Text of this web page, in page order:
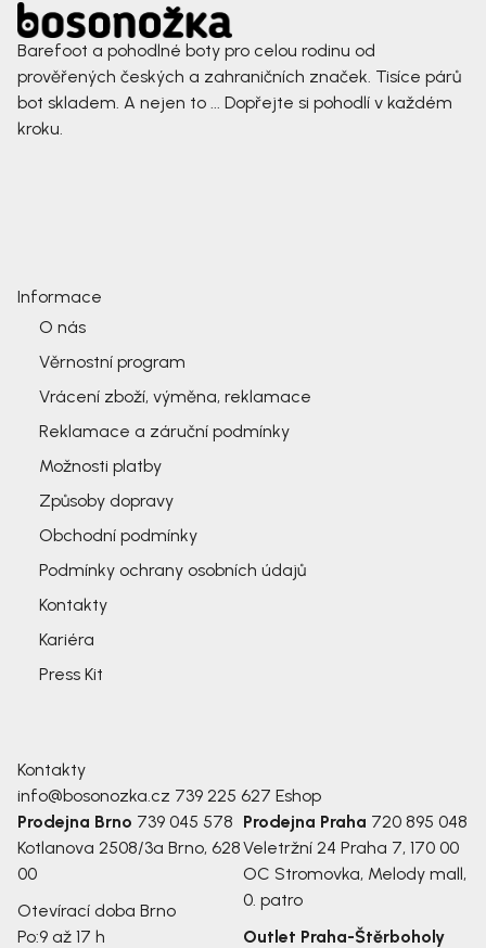
Barefoot a pohodlné boty pro celou rodinu od
prověřených českých a zahraničních značek. Tisíce párů
bot skladem. A nejen to ... Dopřejte si pohodlí v každém
kroku.
Informace
O nás
Věrnostní program
Vrácení zboží, výměna, reklamace
Reklamace a záruční podmínky
Možnosti platby
Způsoby dopravy
Obchodní podmínky
Podmínky ochrany osobních údajů
Kontakty
Kariéra
Press Kit
Kontakty
info@bosonozka.cz 739 225 627 Eshop
Prodejna Brno 739 045 578
Kotlanova 2508/3a Brno, 628
00
Otevírací doba Brno
Po:9 až 17 h
Prodejna Praha 720 895 048
Veletržní 24 Praha 7, 170 00
OC Stromovka, Melody mall,
0. patro
Outlet Praha-Štěrboholy